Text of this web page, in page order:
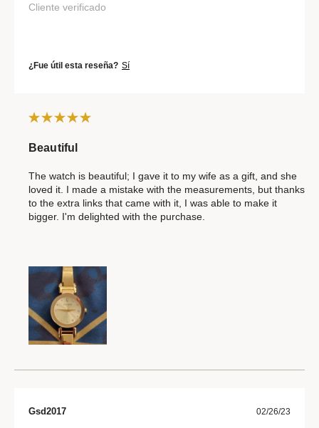
Cliente verificado
¿Fue útil esta reseña? Sí
Beautiful
The watch is beautiful; I gave it to my wife as a gift, and she
loved it. I made a mistake with the measurements, but thanks
to the extra links that came with it, I was able to make it
bigger. I'm delighted with the purchase.
Gsd2017 02/26/23